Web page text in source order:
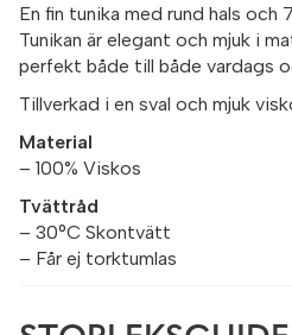
En fin tunika med rund hals och
Tunikan är elegant och mjuk i
perfekt både till både vardags
Tillverkad i en sval och mjuk
Material
– 100% Viskos
Tvättråd
– 30°C Skontvätt
– Får ej torktumlas